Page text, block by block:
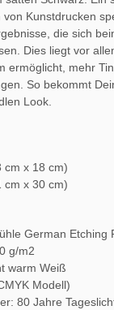
Kunstdrucken
die sich
Dies liegt vor
ermöglicht, mehr
So bekommt
Look.
cm x 18 cm)
cm x 30 cm)
German Etching
g/m2
warm Weiß
Modell)
80 Jahre